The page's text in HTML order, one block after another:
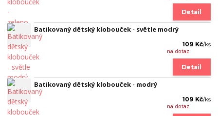
Detail
Batikovaný dětský klobouček - světle modrý
109 Kč/ks
na dotaz
Detail
Batikovaný dětský klobouček - modrý
109 Kč/ks
na dotaz